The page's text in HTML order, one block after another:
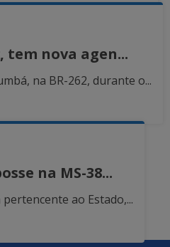
tem nova agen...
na BR-262, durante o...
na MS-38...
ao Estado,...